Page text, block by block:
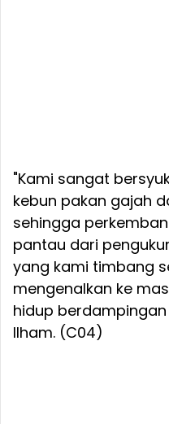
"Kami sangat
kebun pakan gajah
sehingga
pantau dari
yang kami timbang
mengenalkan ke
hidup
Ilham. (C04)